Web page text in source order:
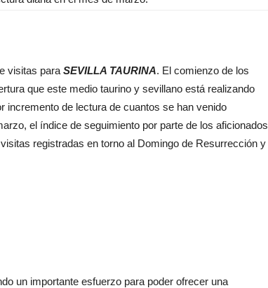
visitas para SEVILLA TAURINA. El comienzo de los
que este medio taurino y sevillano está realizando
de lectura de cuantos se han venido
el índice de seguimiento por parte de los aficionados
registradas en torno al Domingo de Resurrección y
un importante esfuerzo para poder ofrecer una